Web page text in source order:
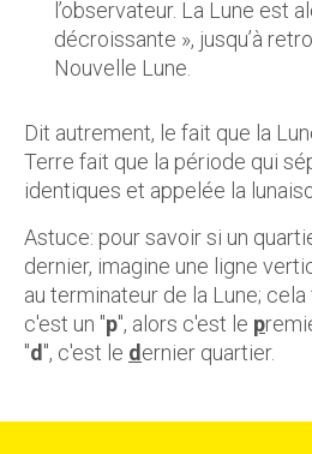
l’observateur. La Lune est
décroissante », jusqu’à
Nouvelle Lune.
Dit autrement, le fait que la
Terre fait que la période qui
identiques et appelée la
Astuce: pour savoir si un
dernier, imagine une ligne
au terminateur de la Lune;
c'est un "p", alors c'est le p
"d", c'est le dernier quartier.